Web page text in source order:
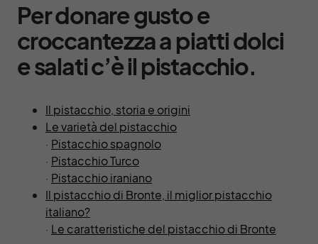
Per donare gusto e
croccantezza a piatti dolci
e salati c’è il pistacchio.
Il pistacchio, storia e origini
Le varietà del pistacchio
· Pistacchio spagnolo
· Pistacchio Turco
· Pistacchio iraniano
Il pistacchio di Bronte, il miglior pistacchio
italiano?
· Le caratteristiche del pistacchio di Bronte